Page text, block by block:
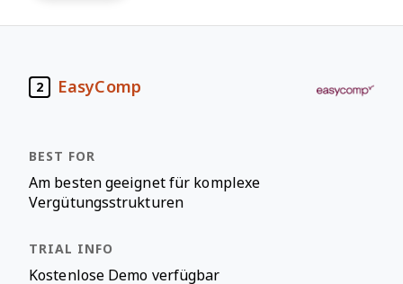
2 EasyComp
Am besten geeignet für komplexe
Vergütungsstrukturen
Kostenlose Demo verfügbar